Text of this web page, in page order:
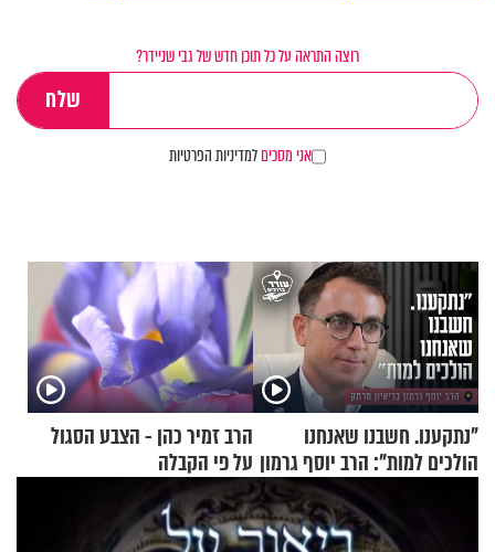
רוצה התראה על כל תוכן חדש של גבי שניידר?
אני מסכיםלמדיניות הפרטיות
"נתקענו. חשבנו שאנחנו
הולכים למות": הרב יוסף גרמון
הרב זמיר כהן - הצבע הסגול
על פי הקבלה